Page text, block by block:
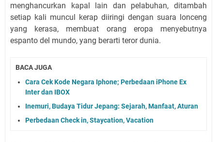
menghancurkan kapal lain dan pelabuhan, ditambah
setiap kali muncul kerap diiringi dengan suara lonceng
yang kerasa, membuat orang eropa menyebutnya
espanto del mundo, yang berarti teror dunia.
BACA JUGA
Cara Cek Kode Negara Iphone; Perbedaan iPhone Ex
Inter dan IBOX
Inemuri, Budaya Tidur Jepang: Sejarah, Manfaat, Aturan
Perbedaan Check in, Staycation, Vacation